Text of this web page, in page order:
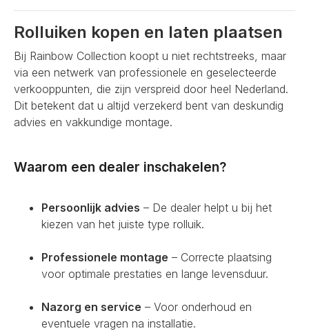
Rolluiken kopen en laten plaatsen
Bij Rainbow Collection koopt u niet rechtstreeks, maar
via een netwerk van professionele en geselecteerde
verkooppunten, die zijn verspreid door heel Nederland.
Dit betekent dat u altijd verzekerd bent van deskundig
advies en vakkundige montage.
Waarom een dealer inschakelen?
Persoonlijk advies – De dealer helpt u bij het
kiezen van het juiste type rolluik.
Professionele montage – Correcte plaatsing
voor optimale prestaties en lange levensduur.
Nazorg en service – Voor onderhoud en
eventuele vragen na installatie.